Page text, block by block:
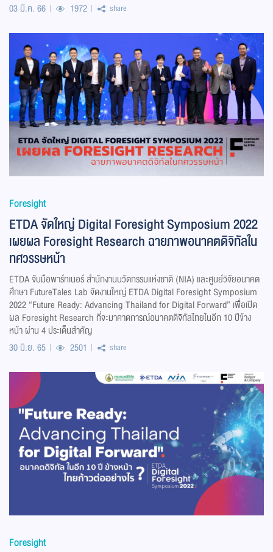
03 มี.ค. 66
1972 share
Foresight
ETDA จัดใหญ่ Digital Foresight Symposium 2022
เผยผล Foresight Research ฉายภาพอนาคตดิจิทัลใน
ทศวรรษหน้า
ETDA จับมือพาร์ทเนอร์ สำนักงานนวัตกรรมแห่งชาติ (NIA) และศูนย์วิจัยอนาคต
ศึกษา FutureTales Lab จัดงานใหญ่ ETDA Digital Foresight Symposium
2022 “Future Ready: Advancing Thailand for Digital Forward” เพื่อเปิด
ผล Foresight Research ที่จะมาคาดการณ์อนาคตดิจิทัลไทยในอีก 10 ปีข้าง
หน้า ผ่าน 4 ประเด็นสำคัญ
30 มิ.ย. 65
2501 share
Foresight